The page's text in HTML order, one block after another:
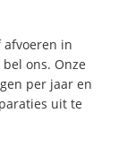
in
ons. Onze
per jaar en
uit te